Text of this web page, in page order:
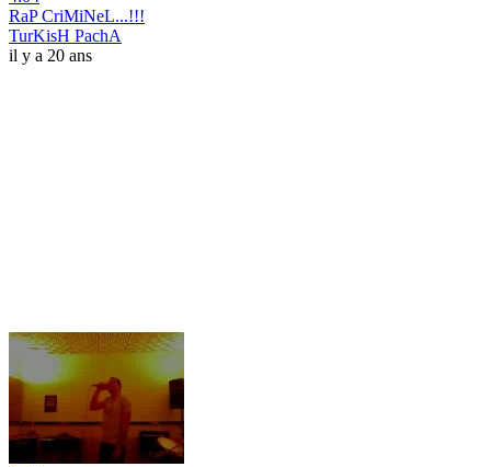
RaP CriMiNeL...!!!
TurKisH PachA
il y a 20 ans